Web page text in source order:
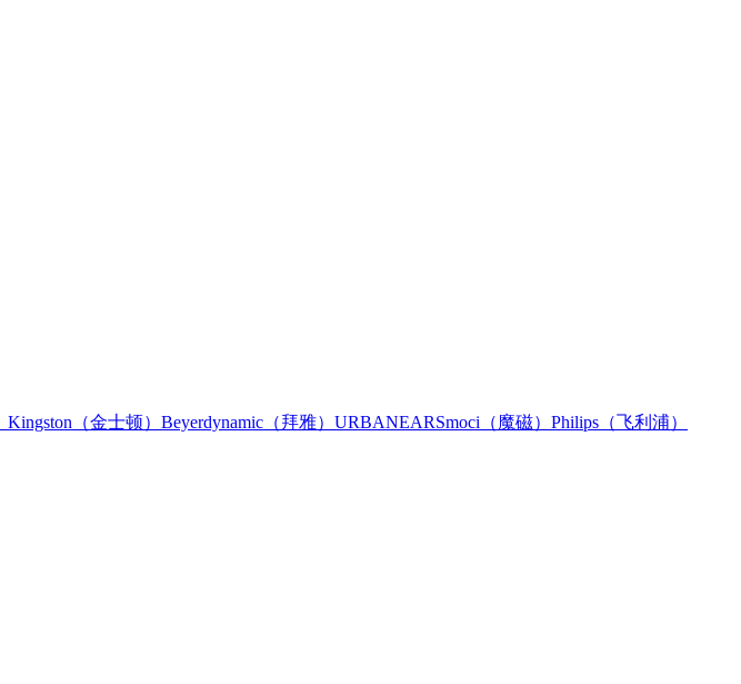
Kingston（金士顿） Beyerdynamic（拜雅） URBANEARSmoci（魔磁） Philips（飞利浦）